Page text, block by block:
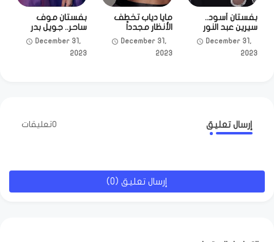
بفستان أسود..
سيرين عبد النور
تبهر متابعيها في
أحدث إطلالة
December 31,
2023
مايا دياب تخطف
الأنظار مجدداً
بإطلالة غريبة
وجريئة
December 31,
2023
بفستان موف
ساحر.. جويل بدر
تخطف قلوب
محبيها
December 31,
2023
إرسال تعليق 0تعليقات
إرسال تعليق (0)